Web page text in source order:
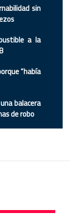
sin
a la
“había
balacera
de robo